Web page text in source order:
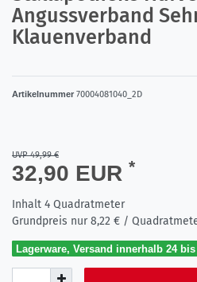
Angussverband
Klauenverband
Artikelnummer 70004081040_2D
UVP 49,99 €
32,90 EUR *
Inhalt 4 Quadratmeter
Grundpreis nur8,22 € /
Lagerware, Versand innerhalb 24